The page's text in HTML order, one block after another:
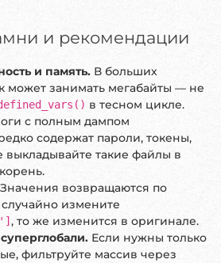
и рекомендации
и память. В больших
может занимать мегабайты — не
в тесном цикле.
с полным дампом
содержат пароли, токены,
выкладывайте такие файлы в
Значения возвращаются по
измените
, то же изменится в оригинале.
Если нужны только
фильтруйте массив через